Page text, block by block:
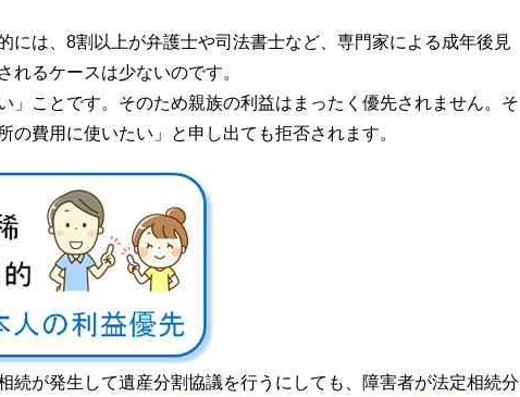
には、8割以上が弁護士や司法書士など、専門家による成年後見
れるケースは少ないのです。
」ことです。そのため親族の利益はまったく優先されません。そ
費用に使いたい」と申し出ても拒否されます。
が発生して遺産分割協議を行うにしても、障害者が法定相続分